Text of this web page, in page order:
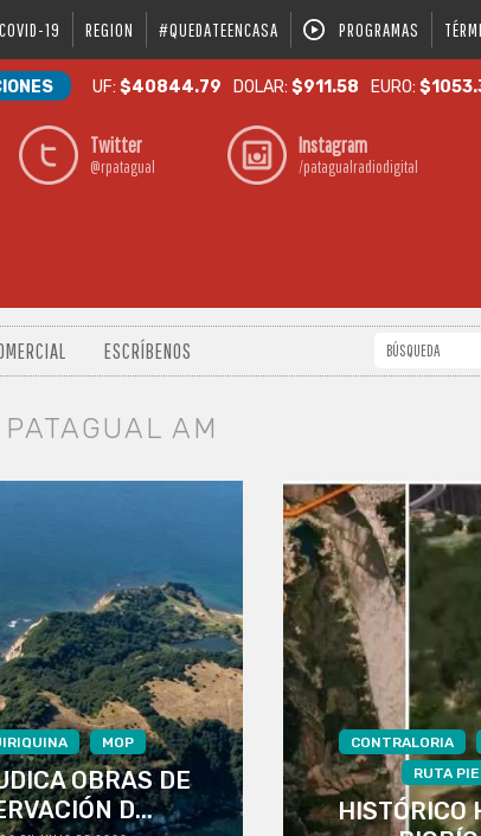
COVID-19 REGION #QUEDATEENCASA PROGRAMAS
UF:$40844.79 DOLAR:$911.58 EURO:
Twitter
@rpatagual
Instagram
/patagualradiodigital
ESCRÍBENOS
AM
MOP
OBRAS DE
D...
CONTRALORIA
RUTA
HISTÓRICO